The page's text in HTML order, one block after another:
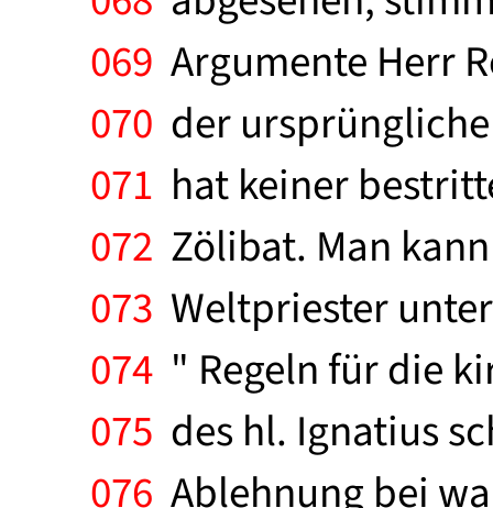
069 Argumente Herr
070 der
071 hat keiner
072 Zölibat. Man
073 Weltpriester
074 " Regeln für die
075 des hl. Ignatius
076 Ablehnung bei